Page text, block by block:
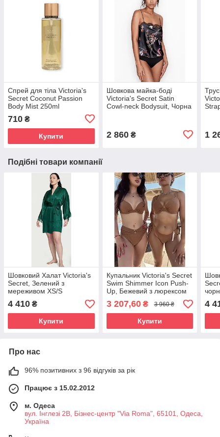
Спрей для тіла Victoria's
Secret Coconut Passion
Body Mist 250ml
710 ₴
Купити
Шовкова майка-боді
Victoria's Secret Satin
Cowl-neck Bodysuit, Чорна
2 860₴ 1
Подібні товари компанії
Шовковий Халат Victoria's
Secret, Зелений з
мереживом XS/S
4 410 ₴
Купити
Купальник Victoria's Secret
Swim Shimmer Icon Push-
Up, Бежевий з люрексом
3 207,60₴ 3 960 ₴
Купити
4
Про нас
96% позитивних з 96 відгуків за рік
Працює з 15.02.2012
м. Одеса
вул. Інглезі 2В, Бізнес-центр "Via Roma", 65101, Одеса,
Україна